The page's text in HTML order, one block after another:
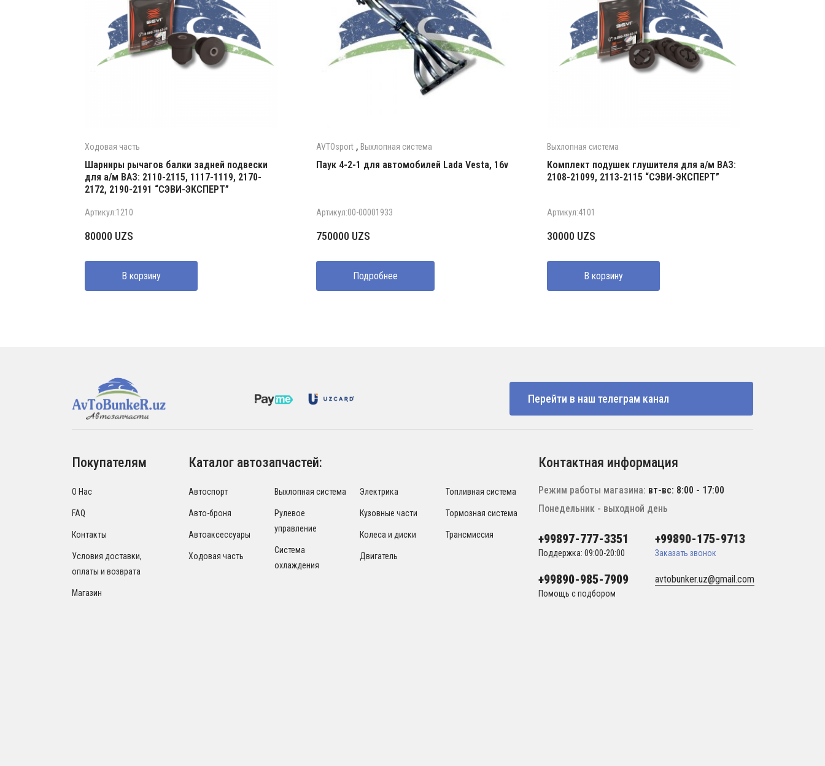
Ходовая часть
Шарниры рычагов балки задней подвески
для а/м ВАЗ: 2110-2115, 1117-1119, 2170-
2172, 2190-2191 “СЭВИ-ЭКСПЕРТ”
Артикул:1210
80000 UZS
В корзину
AVTOsport, Выхлопная система
Паук 4-2-1 для автомобилей Lada Vesta, 16v
Артикул:00-00001933
750000 UZS
Подробнее
Выхлопная система
Комплект подушек глушителя для а/м ВАЗ:
2108-21099, 2113-2115 “СЭВИ-ЭКСПЕРТ”
Артикул:4101
30000 UZS
В корзину
Перейти в наш телеграм канал
Покупателям
О Нас
FAQ
Контакты
Условия доставки,
оплаты и возврата
Магазин
Каталог автозапчастей:
Автоспорт
Авто-броня
Автоаксессуары
Ходовая часть
Выхлопная система
Рулевое
управление
Система
охлаждения
Электрика
Кузовные части
Колеса и диски
Двигатель
Топливная система
Тормозная система
Трансмиссия
Контактная информация
Режим работы магазина: вт-вс: 8:00 - 17:00
Понедельник - выходной день
+99897-777-3351
Поддержка: 09:00-20:00
+99890-175-9713
Заказать звонок
+99890-985-7909
Помощь с подбором
avtobunker.uz@gmail.com